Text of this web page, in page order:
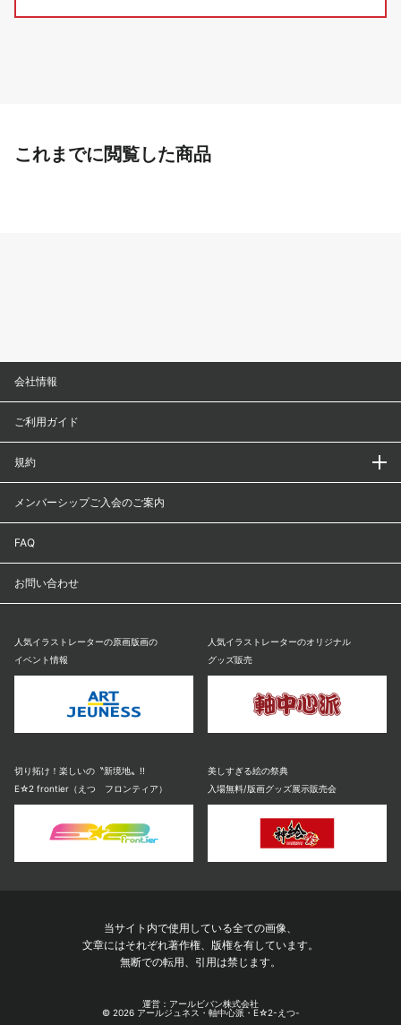
これまでに閲覧した商品
人気イラストレーターの原画版画の
イベント情報
人気イラストレーターのオリジナル
グッズ販売
切り拓け！楽しいの〝新境地〟!!
E☆2 frontier（えつ フロンティア）
美しすぎる絵の祭典
入場無料/版画グッズ展示販売会
会社情報
ご利用ガイド
規約
メンバーシップご入会のご案内
FAQ
お問い合わせ
当サイト内で使用している全ての画像、
文章にはそれぞれ著作権、版権を有しています。
無断での転用、引用は禁じます。
運営：アールビバン株式会社
© 2026 アールジュネス・軸中心派・E☆2-えつ-